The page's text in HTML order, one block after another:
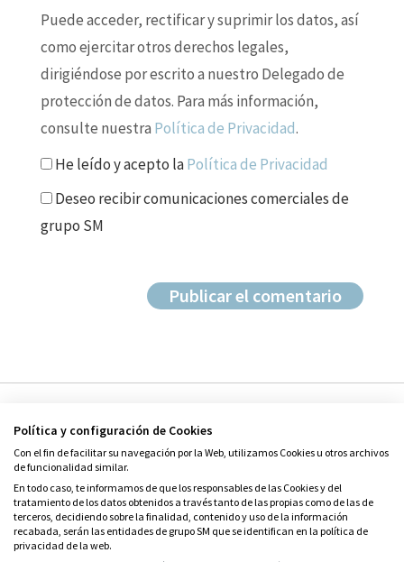
Puede acceder, rectificar y suprimir los datos, así
como ejercitar otros derechos legales,
dirigiéndose por escrito a nuestro Delegado de
protección de datos. Para más información,
consulte nuestra Política de Privacidad.
He leído y acepto laPolítica de Privacidad
Deseo recibir comunicaciones comerciales de
grupo SM
© Grupo SM
Condiciones de uso
Política de privacidad
Política y configuración de Cookies
Con el fin de facilitar su navegación por la Web, utilizamos Cookies u otros archivos
de funcionalidad similar.
En todo caso, te informamos de que los responsables de las Cookies y del
tratamiento de los datos obtenidos a través tanto de las propias como de las de
terceros, decidiendo sobre la finalidad, contenido y uso de la información
recabada, serán las entidades de grupo SM que se identifican en la política de
privacidad de la web.